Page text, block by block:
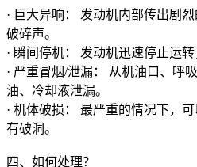
· 巨大异响： 发动机内部传出剧
破碎声。
· 瞬间停机： 发动机迅速停止运转
· 严重冒烟/泄漏： 从机油口、呼
油、冷却液泄漏。
· 机体破损： 最严重的情况下，
有破洞。
四、如何处理？